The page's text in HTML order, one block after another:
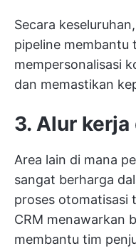
Secara
pipeline membantu
mempersonalisasi
dan memastikan
3. Alur
Area lain di mana
sangat berharga
proses otomatisasi
CRM menawarkan
membantu tim